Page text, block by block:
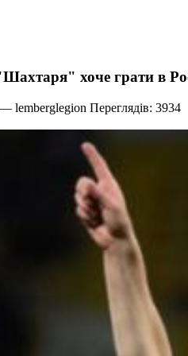
хоче грати в
— lemberglegion Переглядів: 3934